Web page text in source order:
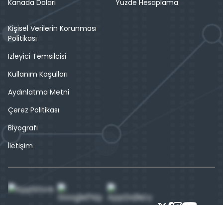
Kanada Doları
Yüzde Hesaplama
Kişisel Verilerin Korunması
Politikası
İzleyici Temsilcisi
Kullanım Koşulları
Aydınlatma Metni
Çerez Politikası
Biyografi
İletişim